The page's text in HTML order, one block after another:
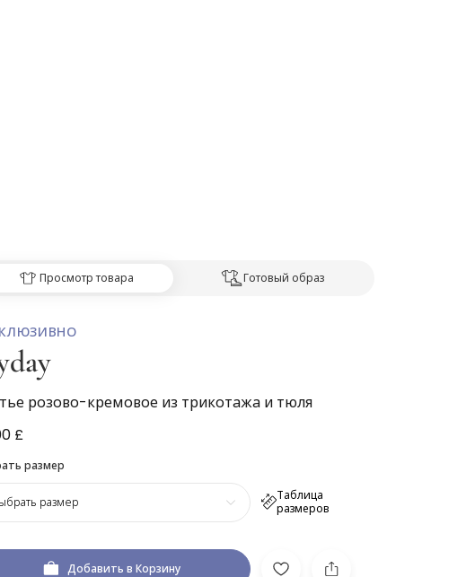
Просмотр товара Готовый образ
розово-кремовое из трикотажа и тюля
£
размер
Таблица
размеров
размер
Добавить в Корзину